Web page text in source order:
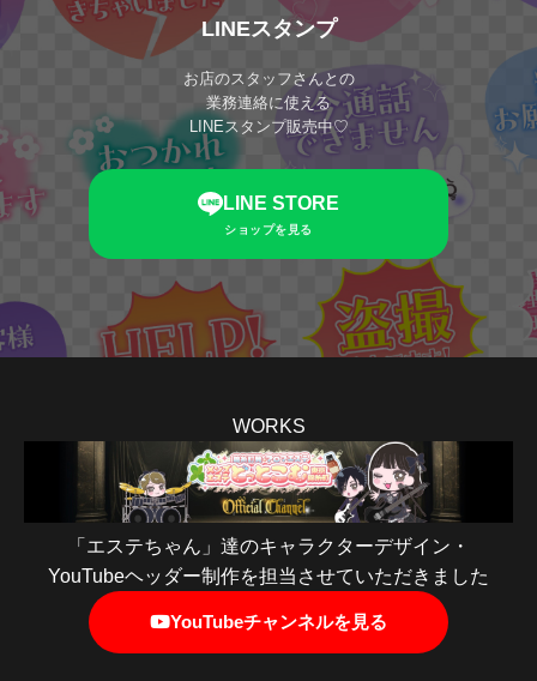
LINEスタンプ
お店のスタッフさんとの
業務連絡に使える
LINEスタンプ販売中♡
LINE STORE
ショップを見る
WORKS
「エステちゃん」達のキャラクターデザイン・
YouTubeヘッダー制作を担当させていただきました
YouTubeチャンネルを見る